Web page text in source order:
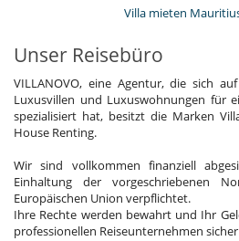
Villa mieten
Unser Reisebüro
VILLANOVO, eine Agentur, die sich
Luxusvillen und Luxuswohnungen für
spezialisiert hat, besitzt die Marken
House Renting.
Wir sind vollkommen finanziell
Einhaltung der vorgeschriebenen
Europäischen Union verpflichtet.
Ihre Rechte werden bewahrt und Ihr
professionellen Reiseunternehmen